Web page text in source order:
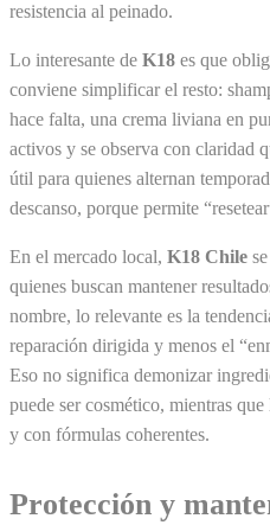
resistencia al peinado.
Lo interesante de K18 es que
conviene simplificar el resto:
hace falta, una crema liviana en
activos y se observa con claridad
útil para quienes alternan
descanso, porque permite
En el mercado local, K18 Chile
quienes buscan mantener
nombre, lo relevante es la
reparación dirigida y menos el
Eso no significa demonizar
puede ser cosmético, mientras
y con fórmulas coherentes.
Protección y